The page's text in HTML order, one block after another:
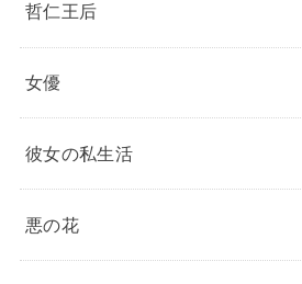
哲仁王后
女優
彼女の私生活
悪の花